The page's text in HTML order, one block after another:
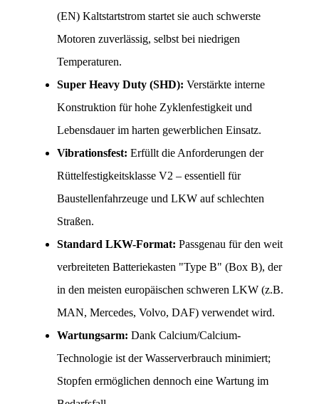
(EN) Kaltstartstrom startet sie auch schwerste
Motoren zuverlässig, selbst bei niedrigen
Temperaturen.
Super Heavy Duty (SHD): Verstärkte interne
Konstruktion für hohe Zyklenfestigkeit und
Lebensdauer im harten gewerblichen Einsatz.
Vibrationsfest: Erfüllt die Anforderungen der
Rüttelfestigkeitsklasse V2 – essentiell für
Baustellenfahrzeuge und LKW auf schlechten
Straßen.
Standard LKW-Format: Passgenau für den weit
verbreiteten Batteriekasten "Type B" (Box B), der
in den meisten europäischen schweren LKW (z.B.
MAN, Mercedes, Volvo, DAF) verwendet wird.
Wartungsarm: Dank Calcium/Calcium-
Technologie ist der Wasserverbrauch minimiert;
Stopfen ermöglichen dennoch eine Wartung im